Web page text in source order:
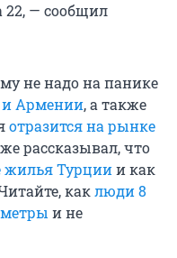
22, — сообщил
не надо на панике
и Армении, а также
отразится на рынке
рассказывал, что
жилья Турциии как
каклюди 8
и не